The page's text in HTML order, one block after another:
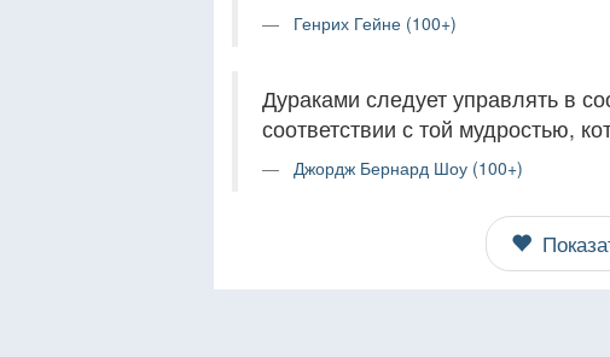
Генрих Гейне (100+)
Дураками следует управлять в
соответствии с той мудростью,
Джордж Бернард Шоу (100+)